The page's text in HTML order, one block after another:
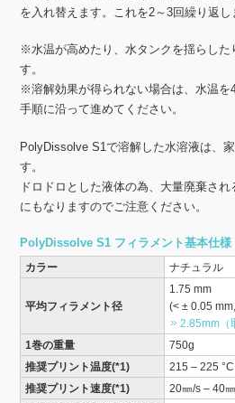
を入れ替えます。これを2～3回繰り返し
※水温が高めたり、水タンクを揺らした
す。
※溶解効果が得られない場合は、水温を
手順に沿って進めてください。
PolyDissolve S1で溶解した水溶液は、
す。
ドロドロとした液体の為、大量廃棄さ
にもなりますのでご注意ください。
PolyDissolve S1 フィラメント基本仕様
カラー ナチュラル
平均フィラメント径
1.75 mm
(< ± 0.05
2.85mm（
1巻の重量
750g
推奨プリント温度(*1)
215 – 225 °C
推奨プリント速度(*1)
20㎜/s – 40